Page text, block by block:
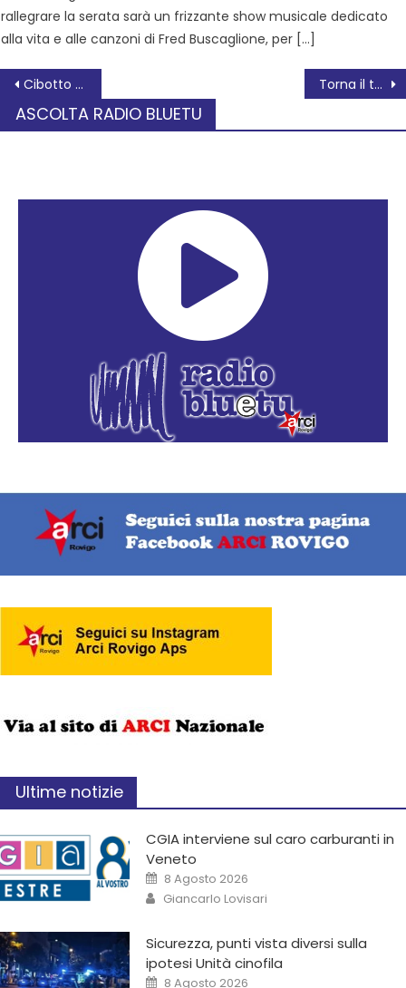
rallegrare la serata sarà un frizzante show musicale dedicato
alla vita e alle canzoni di Fred Buscaglione, per […]
Cibotto si racconta nella sua mostra. Sino al 28 giugno, al Roncale Torna il teatro di “VIVA!” con lo spettacolo “Zona Franca”
ASCOLTA RADIO BLUETU
Ultime notizie
CGIA interviene sul caro carburanti in
Veneto
8 Agosto 2026
Giancarlo Lovisari
Sicurezza, punti vista diversi sulla
ipotesi Unità cinofila
8 Agosto 2026